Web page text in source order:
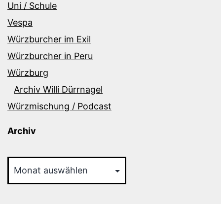
Uni / Schule
Vespa
Würzburcher im Exil
Würzburcher in Peru
Würzburg
Archiv Willi Dürrnagel
Würzmischung / Podcast
Archiv